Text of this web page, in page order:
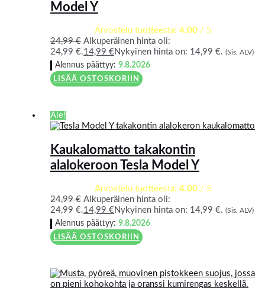
Model Y
Arvostelu tuotteesta: 4.00/ 5
24,99€ Alkuperäinen hinta oli:
24,99 €.14,99€Nykyinen hinta on: 14,99 €. (Sis. ALV)
Alennus päättyy:9.8.2026
LISÄÄ OSTOSKORIIN
Ale!
Kaukalomatto takakontin
alalokeroon Tesla Model Y
Arvostelu tuotteesta: 4.00/ 5
24,99€ Alkuperäinen hinta oli:
24,99 €.14,99€Nykyinen hinta on: 14,99 €. (Sis. ALV)
Alennus päättyy:9.8.2026
LISÄÄ OSTOSKORIIN